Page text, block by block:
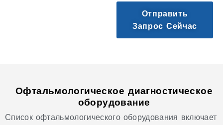
Отправить
Запрос Сейчас
Офтальмологическое диагностическое
оборудование
Список офтальмологического оборудования включает